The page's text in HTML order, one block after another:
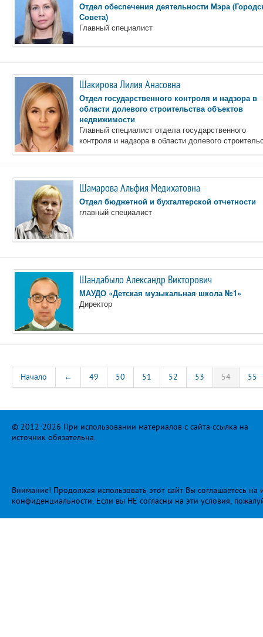
Отдел обеспечения деятельности Мэра
Совета)
Главный специалист
Шакирова Лилия Анасовна
Отдел государственного контроля и надзора в
области долевого строительства объектов
недвижимости
Главный специалист отдела государственного
контроля и надзора в области долевого
Шамарова Альфия Медихатовна
Отдел бюджетной и бухгалтерской отчетности
главный специалист
Шандабыло Александр Викторович
МАУДО «Детская музыкальная школа №1»
Директор
Начало ← 49 50 51 52 53 54 55
© 2012-2026 При использовании материалов с сайта ссылка на
источник обязательна.
Внимание! Продолжая использовать этот сайт Вы соглашаетесь
конфиденциальности . Если вы НЕ согласны на эти условия,